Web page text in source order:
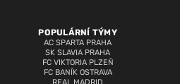
POPULÁRNÍ TÝMY
AC SPARTA PRAHA
SK SLAVIA PRAHA
FC VIKTORIA PLZEŇ
FC BANÍK OSTRAVA